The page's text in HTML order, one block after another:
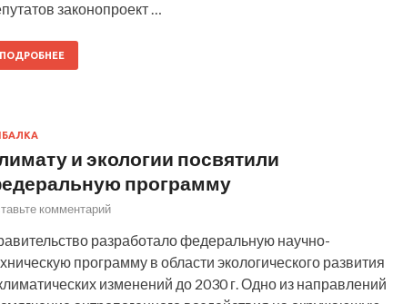
законопроект …
ПОДРОБНЕЕ
и экологии посвятили
программу
комментарий
разработало федеральную научно-
программу в области экологического развития
изменений до 2030 г. Одно из направлений